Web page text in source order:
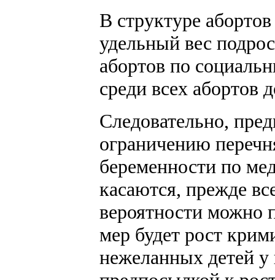
В структуре
удельный вес
абортов по
среди всех абортов
Следовательно,
ограничению
беременности по
касаются, прежде
вероятности можно
мер будет рост
нежеланных детей